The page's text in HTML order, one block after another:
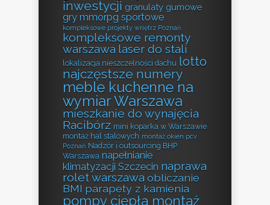
inwestycji granulaty gumowe
gry mmorpg sportowe
kompleksowe projekty wnętrz Poznań
kompleksowe remonty
warszawa laser do stali
lokalizacja nieszczelności dachu lotto
najczęstsze numery
meble kuchenne na
wymiar Warszawa
mieszkanie do wynajęcia
Racibórz mini koparka w Warszawie
montaż hal stalowych montaż okien pcv
Poznań Nadzór i outsourcing BHP
Warszawa napełnianie
klimatyzacji Szczecin naprawa
rolet warszawa obliczanie
BMI parapety z kamienia
pompy ciepła montaż